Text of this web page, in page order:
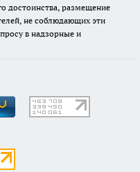
достоинства, размещение
не соблюдающих эти
в надзорные и